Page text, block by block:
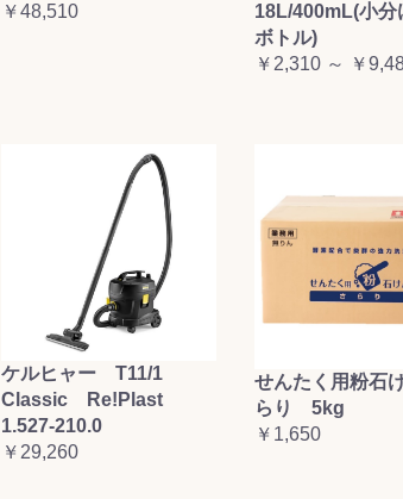
￥48,510
18L/400mL(小分
ボトル)
￥2,310 ～ ￥
ケルヒャー T11/1
Classic Re!Plast
1.527-210.0
￥29,260
せんたく用粉石
らり 5kg
￥1,650